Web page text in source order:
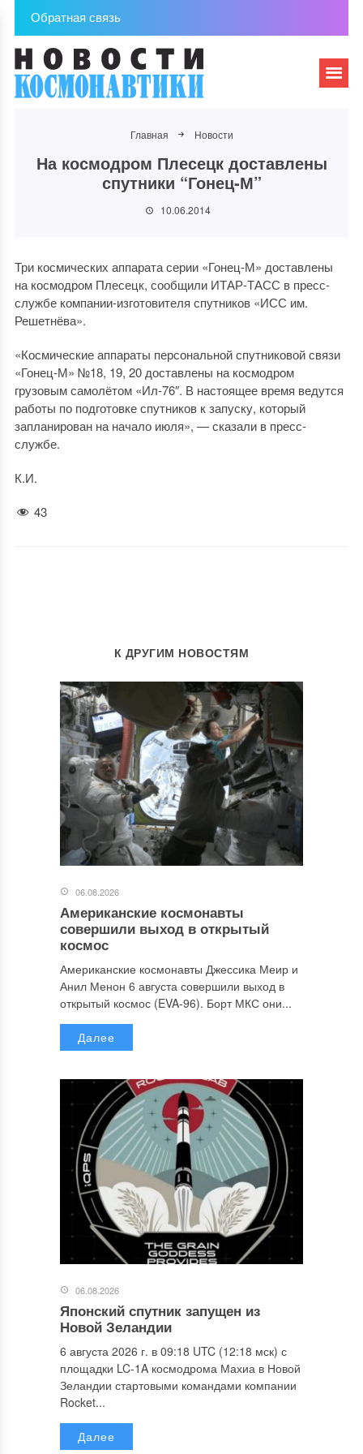
Обратная связь
Главная Новости
На космодром Плесецк доставлены
спутники “Гонец-М”
10.06.2014
Три космических аппарата серии «Гонец-М» доставлены
на космодром Плесецк, сообщили ИТАР-ТАСС в пресс-
службе компании-изготовителя спутников «ИСС им.
Решетнёва».
«Космические аппараты персональной спутниковой связи
«Гонец-М» №18, 19, 20 доставлены на космодром
грузовым самолётом «Ил-76″. В настоящее время ведутся
работы по подготовке спутников к запуску, который
запланирован на начало июля», — сказали в пресс-
службе.
К.И.
43
К ДРУГИМ НОВОСТЯМ
06.08.2026
Американские космонавты
совершили выход в открытый
космос
Американские космонавты Джессика Меир и
Анил Менон 6 августа совершили выход в
открытый космос (EVA-96). Борт МКС они...
Далее
06.08.2026
Японский спутник запущен из
Новой Зеландии
6 августа 2026 г. в 09:18 UTC (12:18 мск) с
площадки LC-1A космодрома Махиа в Новой
Зеландии стартовыми командами компании
Rocket...
Далее